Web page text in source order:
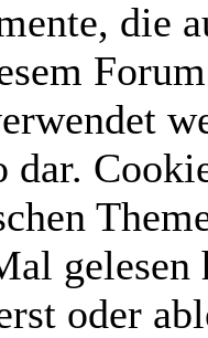
die
gelesen
oder